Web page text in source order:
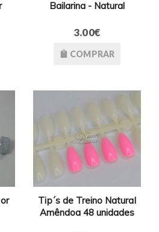
Bailarina - Natural
3.00€
COMPRAR
Tip´s de Treino Natural
Amêndoa 48 unidades